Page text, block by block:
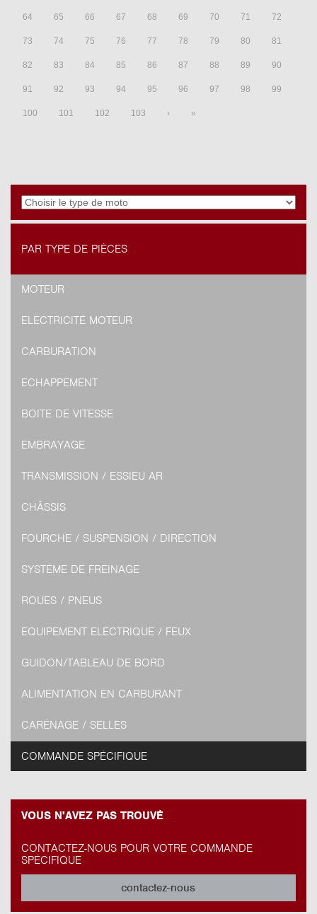
64 65 66 67 68 69 70 71 72
73 74 75 76 77 78 79 80 81
82 83 84 85 86 87 88 89 90
91 92 93 94 95 96 97 98 99
100 101 102 103 › »
PAR TYPE DE PIÈCES
MOTEUR
ELECTRICITÉ MOTEUR
CARBURATION
ECHAPPEMENT
BOITE DE VITESSE
EMBRAYAGE
TRANSMISSION / ESSIEU AR
CHÂSSIS
FOURCHE / SUSPENSION / DIRECTION
SYSTÈME DE FREINAGE
ROUES / PNEUS
EQUIPEMENT ELECTRIQUE / FEUX
GUIDON/TABLEAU DE BORD
ALIMENTATION EN CARBURANT
CARÉNAGE / SELLES
COMMANDE SPÉCIFIQUE
VOUS N'AVEZ PAS TROUVÉ
CONTACTEZ-NOUS POUR VOTRE COMMANDE
SPÉCIFIQUE
contactez-nous